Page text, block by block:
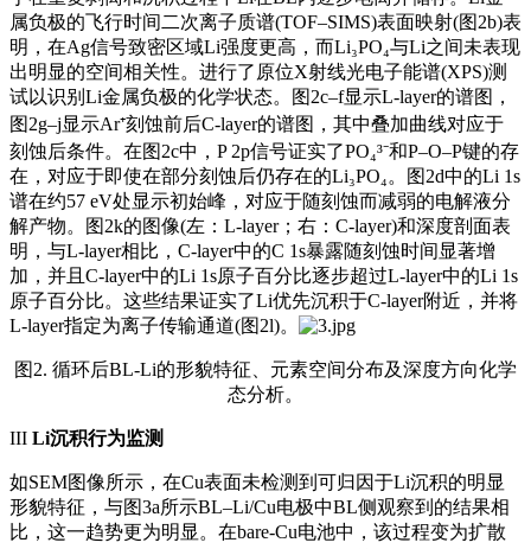
属负极的飞行时间二次离子质谱(TOF–SIMS)表面映射(图2b)表
明，在Ag信号致密区域Li强度更高，而Li₃PO₄与Li之间未表现
出明显的空间相关性。进行了原位X射线光电子能谱(XPS)测
试以识别Li金属负极的化学状态。图2c–f显示L-layer的谱图，
图2g–j显示Ar⁺刻蚀前后C-layer的谱图，其中叠加曲线对应于
刻蚀后条件。在图2c中，P 2p信号证实了PO₄³⁻和P–O–P键的存
在，对应于即使在部分刻蚀后仍存在的Li₃PO₄。图2d中的Li 1s
谱在约57 eV处显示初始峰，对应于随刻蚀而减弱的电解液分
解产物。图2k的图像(左：L-layer；右：C-layer)和深度剖面表
明，与L-layer相比，C-layer中的C 1s暴露随刻蚀时间显著增
加，并且C-layer中的Li 1s原子百分比逐步超过L-layer中的Li 1s
原子百分比。这些结果证实了Li优先沉积于C-layer附近，并将
L-layer指定为离子传输通道(图2l)。
图2. 循环后BL-Li的形貌特征、元素空间分布及深度方向化学
态分析。
III Li沉积行为监测
如SEM图像所示，在Cu表面未检测到可归因于Li沉积的明显
形貌特征，与图3a所示BL–Li/Cu电极中BL侧观察到的结果相
比，这一趋势更为明显。在bare-Cu电池中，该过程变为扩散